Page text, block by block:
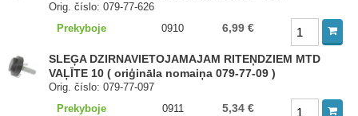
Orig. číslo: 079-77-626
Prekyboje
0910 6,99 €
SLEĢA DZIRNAVIETOJAMAJAM RITEŅDZIEM MTD
VAĻĪTE 10 ( oriģināla nomaiņa 079-77-09 )
Orig. číslo: 079-77-097
Prekyboje
0911 5,34 €